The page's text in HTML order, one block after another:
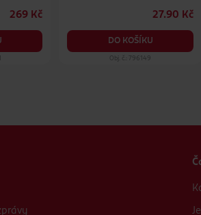
269 Kč 27.90 Kč
DO KOŠÍKU
Obj. č.: 796149